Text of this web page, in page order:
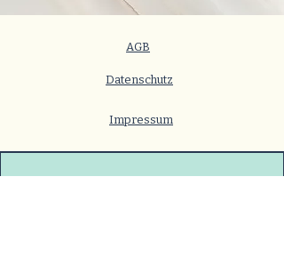
AGB
Datenschutz
Impressum